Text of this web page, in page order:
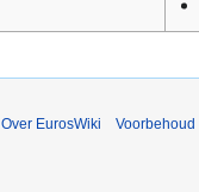
Over EurosWiki Voorbehoud